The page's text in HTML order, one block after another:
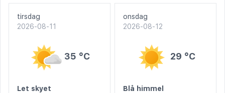
tirsdag
2026-08-11
35 °C
Let skyet
onsdag
2026-08-12
29 °C
Blå himmel